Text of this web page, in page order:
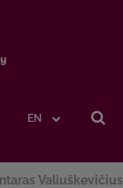
EN
Valiuškevičius